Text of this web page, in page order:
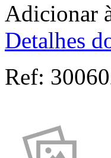
Adicionar
Detalhes
Ref: